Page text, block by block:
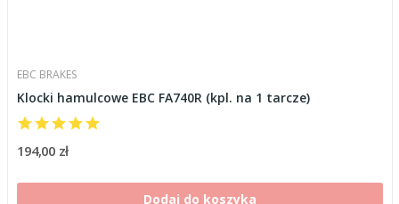
EBC BRAKES
Klocki hamulcowe EBC FA740R (kpl. na 1 tarcze)
194,00 zł
Dodaj do koszyka